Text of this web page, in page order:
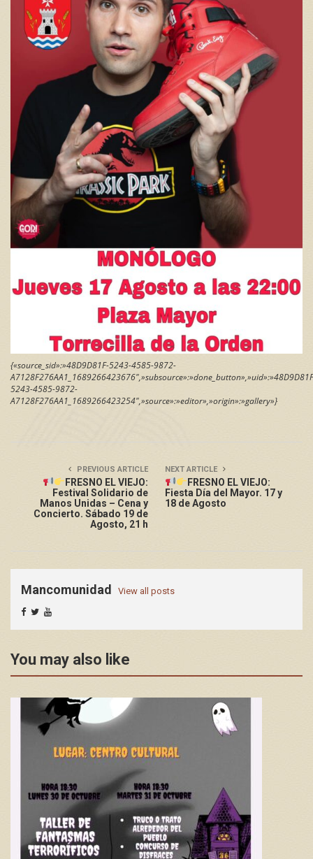
{«source_sid»:»48D9D81F-5243-4585-9872-
5243-4585-9872-
A7128F276AA1_1689266423254″,»source»:»editor»,»origin»:»gallery»}
PREVIOUS ARTICLE
FRESNO EL VIEJO:
Festival Solidario de
Manos Unidas – Cena y
Concierto. Sábado 19 de
Agosto, 21 h
NEXT ARTICLE
FRESNO EL VIEJO:
Fiesta Día del Mayor. 17 y
18 de Agosto
Mancomunidad View all posts
You may also like